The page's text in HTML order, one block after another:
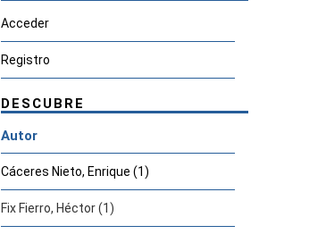
Acceder
Registro
DESCUBRE
Autor
Cáceres Nieto, Enrique (1)
Fix Fierro, Héctor (1)